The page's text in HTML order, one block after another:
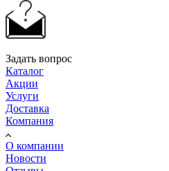
Задать вопрос
Каталог
Акции
Услуги
Доставка
Компания
О компании
Новости